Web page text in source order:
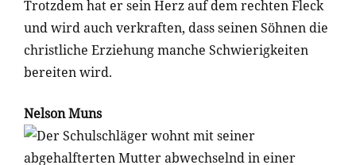
Trotzdem hat er sein Herz auf dem rechten Fleck
und wird auch verkraften, dass seinen Söhnen die
christliche Erziehung manche Schwierigkeiten
bereiten wird.
Nelson Muns
Der Schulschläger wohnt mit seiner
abgehalfterten Mutter abwechselnd in einer